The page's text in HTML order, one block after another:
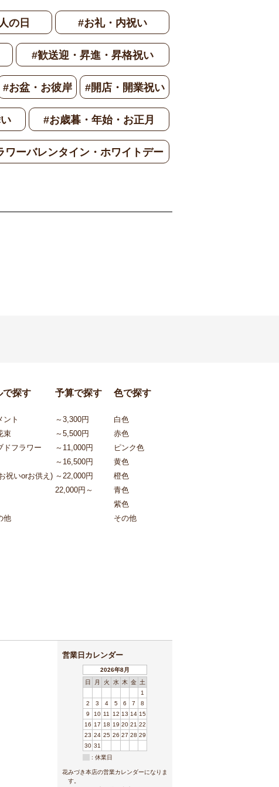
の日 #お礼・内祝い
#歓送迎・昇進・昇格祝い
#お盆・お彼岸 #開店・開業祝い
#お歳暮・年始・お正月
ワーバレンタイン・ホワイトデー
で探す
ント
束
ドフラワー
祝いorお供え)
他
予算で探す
～3,300円
～5,500円
～11,000円
～16,500円
～22,000円
22,000円～
色で探す
白色
赤色
ピンク色
黄色
橙色
青色
紫色
その他
営業日カレンダー
2026年8月
日
月 火 水 木 金 土
1
2
3 4 5 6 7
8
9
10 11 12 13 14 15
16 17 18 19 20 21 22
23 24 25 26 27 28 29
30 31
: 休業日
花みづき本店の営業カレンダーになりま
す。